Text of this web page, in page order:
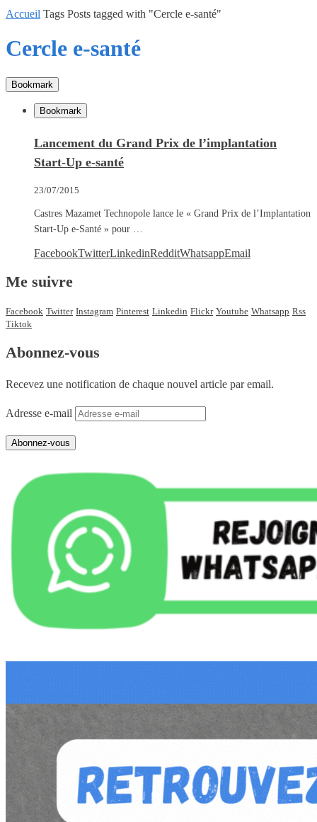
Accueil Tags Posts tagged with "Cercle e-santé"
Cercle e-santé
Bookmark
Bookmark
Lancement du Grand Prix de l’implantation
Start-Up e-santé
23/07/2015
Castres Mazamet Technopole lance le « Grand Prix de l’Implantation
Start-Up e-Santé » pour …
FacebookTwitterLinkedinRedditWhatsappEmail
Me suivre
Facebook Twitter Instagram Pinterest Linkedin Flickr Youtube Whatsapp Rss
Tiktok
Abonnez-vous
Recevez une notification de chaque nouvel article par email.
Adresse e-mail
Abonnez-vous